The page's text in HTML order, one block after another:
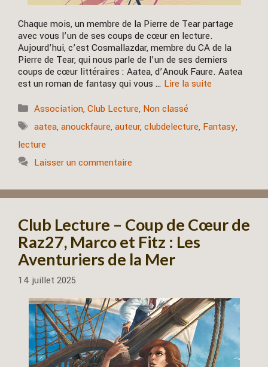
Chaque mois, un membre de la Pierre de Tear partage
avec vous l’un de ses coups de cœur en lecture.
Aujourd’hui, c’est Cosmallazdar, membre du CA de la
Pierre de Tear, qui nous parle de l’un de ses derniers
coups de cœur littéraires : Aatea, d’Anouk Faure. Aatea
est un roman de fantasy qui vous … Lire la suite
Catégories
Association,Club Lecture, Non classé
Étiquettes
aatea,anouckfaure,auteur,clubdelecture, Fantasy,
lecture
Laisser un commentaire
Club Lecture – Coup de Cœur de
Raz27, Marco et Fitz : Les
Aventuriers de la Mer
14 juillet 2025